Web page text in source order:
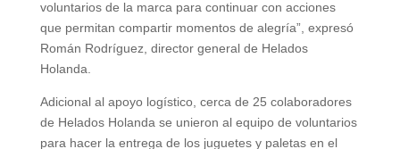
voluntarios de la marca para continuar con acciones
que permitan compartir momentos de alegría”, expresó
Román Rodríguez, director general de Helados
Holanda.
Adicional al apoyo logístico, cerca de 25 colaboradores
de Helados Holanda se unieron al equipo de voluntarios
para hacer la entrega de los juguetes y paletas en el